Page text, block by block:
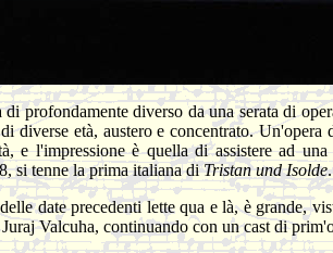
di profondamente diverso da una serata di
diverse età, austero e concentrato.
e l'impressione è quella di assistere ad
si tenne la prima italiana diTristan und Isolde.
date precedenti lette qua e là, è
Valcuha, continuando con un cast di